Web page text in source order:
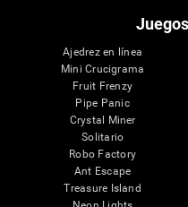
Ajedrez en línea
Mini Crucigrama
Fruit Frenzy
Pipe Panic
Crystal Miner
Solitario
Robo Factory
Ant Escape
Treasure Island